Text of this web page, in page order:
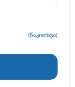
(წაკითხვა)